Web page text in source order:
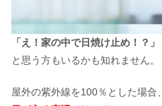
「え！家の中で日焼け止め！？」
と思う方もいるかも知れません。
屋外の紫外線を100％とした場合、